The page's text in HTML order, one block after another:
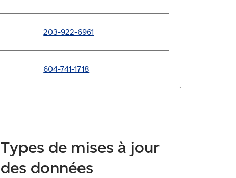
203-922-6961
604-741-1718
Types de mises à jour
des données